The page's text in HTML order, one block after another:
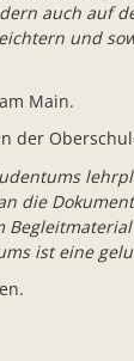
auch auf
und
Main.
der
die
ist eine